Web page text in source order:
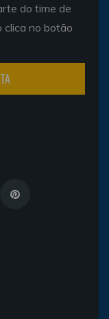
do time de
clica no botão